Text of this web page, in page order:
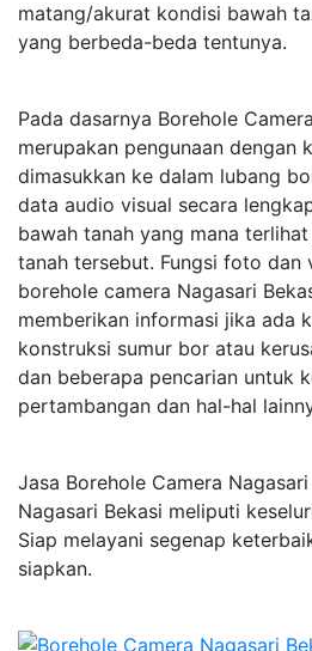
matang/akurat kondisi bawah
yang berbeda-beda tentunya.
Pada dasarnya Borehole
merupakan pengunaan dengan
dimasukkan ke dalam lubang
data audio visual secara
bawah tanah yang mana
tanah tersebut. Fungsi foto dan
borehole camera Nagasari
memberikan informasi jika ada
konstruksi sumur bor atau
dan beberapa pencarian untuk
pertambangan dan hal-hal
Jasa Borehole Camera
Nagasari Bekasi meliputi
Siap melayani segenap
siapkan.